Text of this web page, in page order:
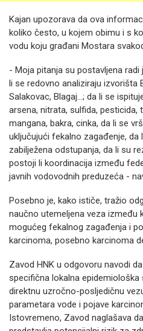
Kajan upozorava da ova
koliko često, u kojem obimu i s
vodu koju građani Mostara
- Moja pitanja su postavljena
li se redovno analiziraju izvorišta
Salakovac, Blagaj...; da li se
arsena, nitrata, sulfida, pesticida,
mangana, bakra, cinka, da li se
uključujući fekalno zagađenje,
zabilježena odstupanja, da li su
postoji li koordinacija između
javnih vodovodnih preduzeća -
Posebno je, kako ističe, tražio
naučno utemeljena veza između
mogućeg fekalnog zagađenja i
karcinoma, posebno karcinoma
Zavod HNK u odgovoru navodi
specifična lokalna epidemiološka
direktnu uzročno-posljedičnu
parametara vode i pojave
Istovremeno, Zavod naglašava